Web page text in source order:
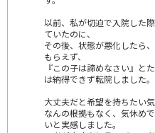
以前、私が切迫で入院した
ていたのに、
その後、状態が悪化したら
もらえず、
『この子は諦めなさい』と
は納得できず転院しました。
大丈夫だと希望を持ちたい
なんの根拠もなく、気休め
いと実感しました。